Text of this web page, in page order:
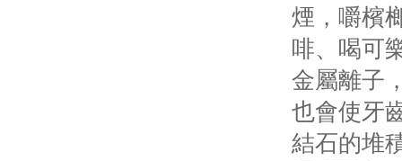
煙，嚼檳
啡、喝可
金屬離子
也會使牙
結石的堆